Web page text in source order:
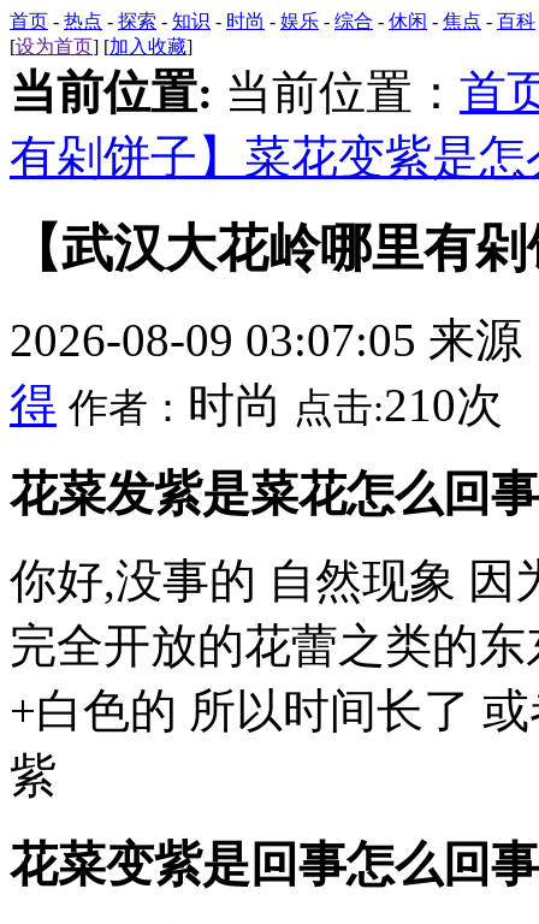
首页 - 热点 - 探索 - 知识 - 时尚 - 娱乐 - 综合 - 休闲 - 焦点 - 百科
[设为首页] [加入收藏]
当前位置: 当前位置： 首
有剁饼子】菜花变紫是怎
【武汉大花岭哪里有
2026-08-09 03:07:05 来源
得 作者： 时尚 点击:210次
花菜发紫是菜花怎么回
你好,没事的 自然现象 因
完全开放的花蕾之类的
+白色的 所以时间长了
紫
花菜变紫是回事怎么回